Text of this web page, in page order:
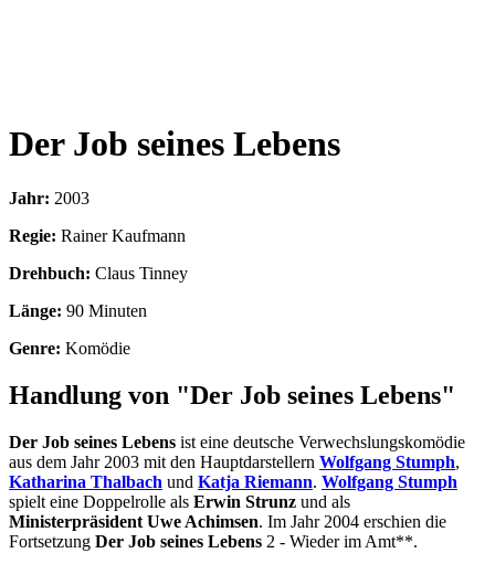
Der Job seines Lebens
Jahr: 2003
Regie: Rainer Kaufmann
Drehbuch: Claus Tinney
Länge: 90 Minuten
Genre: Komödie
Handlung von "Der Job seines Lebens"
Der Job seines Lebens ist eine deutsche Verwechslungskomödie
aus dem Jahr 2003 mit den Hauptdarstellern Wolfgang Stumph,
Katharina Thalbach und Katja Riemann. Wolfgang Stumph
spielt eine Doppelrolle als Erwin Strunz und als
Ministerpräsident Uwe Achimsen. Im Jahr 2004 erschien die
Fortsetzung Der Job seines Lebens 2 - Wieder im Amt**.